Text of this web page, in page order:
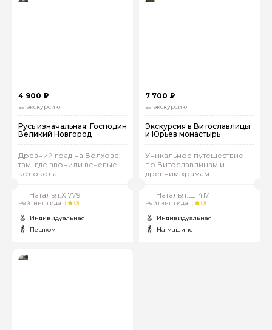
4 900 ₽
за экскурсию
Русь изначальная: Господин
Великий Новгород
Древний град на Волхове:
там, где звонили вечевые
колокола
Наталья.Х 779
Рейтинг гида (
0)
Индивидуальная
Пешком
7 700 ₽
за экскурсию
Экскурсия в Витославлицы
и Юрьев монастырь
Уникальное путешествие
по Витославлицам и
древним храмам
Наталья.Ш 417
Рейтинг гида (
0)
Индивидуальная
На машине